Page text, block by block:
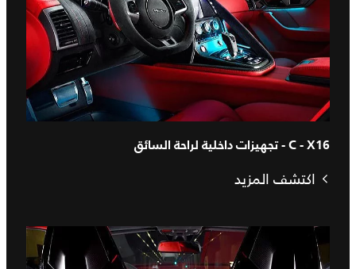
C - X16 - تجهيزات داخلية لراحة السائق
اكتشف المزيد